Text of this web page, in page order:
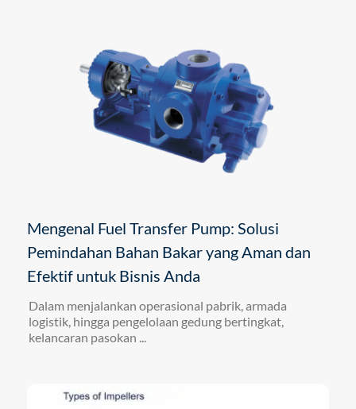
Mengenal Fuel Transfer Pump: Solusi
Pemindahan Bahan Bakar yang Aman dan
Efektif untuk Bisnis Anda
Dalam menjalankan operasional pabrik, armada
logistik, hingga pengelolaan gedung bertingkat,
kelancaran pasokan ...